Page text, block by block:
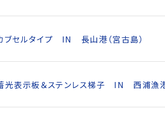
ブセルタイプ IN 長山港（宮古島）
光表示板＆ステンレス梯子 IN 西浦漁